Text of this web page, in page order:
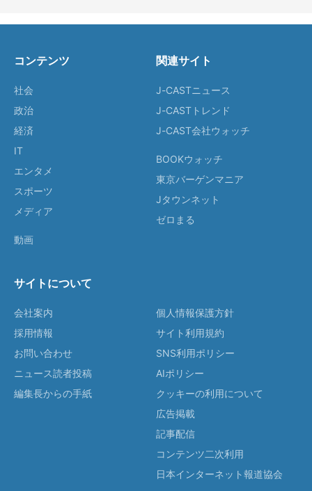
コンテンツ
社会
政治
経済
IT
エンタメ
スポーツ
メディア
動画
関連サイト
J-CASTニュース
J-CASTトレンド
J-CAST会社ウォッチ
BOOKウォッチ
東京バーゲンマニア
Jタウンネット
ゼロまる
サイトについて
会社案内
採用情報
お問い合わせ
ニュース読者投稿
編集長からの手紙
個人情報保護方針
サイト利用規約
SNS利用ポリシー
AIポリシー
クッキーの利用について
広告掲載
記事配信
コンテンツ二次利用
日本インターネット報道協会